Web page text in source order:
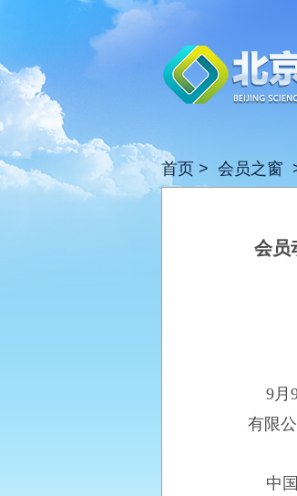
首页 > 会员之窗
会员
9月9
有限
中国